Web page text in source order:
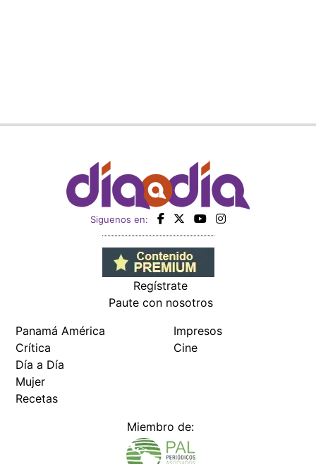
Siguenos en:
Regístrate
Paute con nosotros
Panamá América
Crítica
Día a Día
Mujer
Recetas
Impresos
Cine
Miembro de: